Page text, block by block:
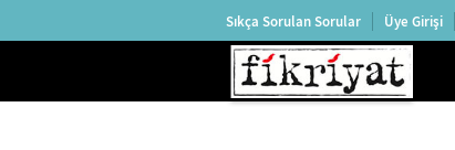
Sıkça Sorulan Sorular Üye Girişi